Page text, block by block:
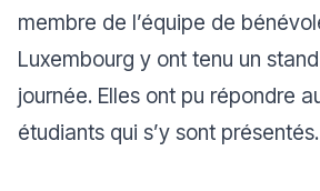
membre de l’équipe de
Luxembourg y ont tenu un
journée. Elles ont pu répondre
étudiants qui s’y sont présentés.